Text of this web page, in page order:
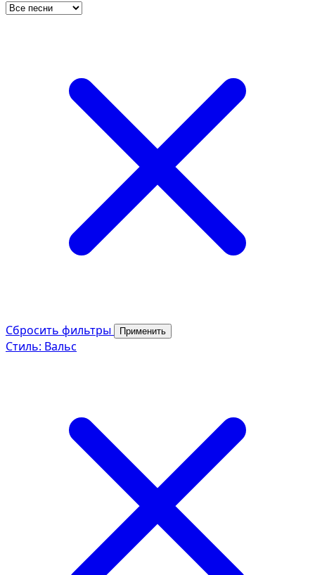
Сбросить фильтры Применить
Стиль: Вальс